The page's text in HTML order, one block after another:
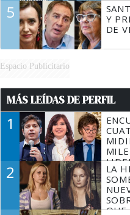
5
Y
DE
Espacio Publicitario
MÁS LEÍDAS DE PERFIL
1
2
LA
QUE